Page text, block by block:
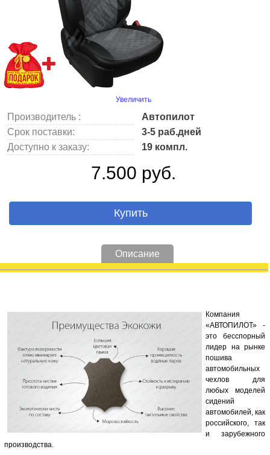
Увеличить
Производитель :
Автопилот
Срок поставки:
3-5 раб.дней
Доступно к заказу:
19 компл.
7.500 руб.
Купить
Описание
Компания
«АВТОПИЛОТ» -
это бесспорный
лидер на рынке
пошива
автомобильных
чехлов для
любых моделей
сидений
автомобилей, как
российского, так
и зарубежного
производства.